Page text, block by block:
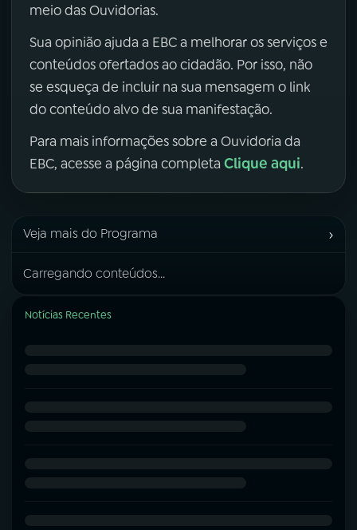
meio das Ouvidorias.
Sua opinião ajuda a EBC a melhorar os serviços e
conteúdos ofertados ao cidadão. Por isso, não
se esqueça de incluir na sua mensagem o link
do conteúdo alvo de sua manifestação.
Para mais informações sobre a Ouvidoria da
EBC, acesse a página completa Clique aqui.
Veja mais do Programa ›
Carregando conteúdos...
Notícias Recentes